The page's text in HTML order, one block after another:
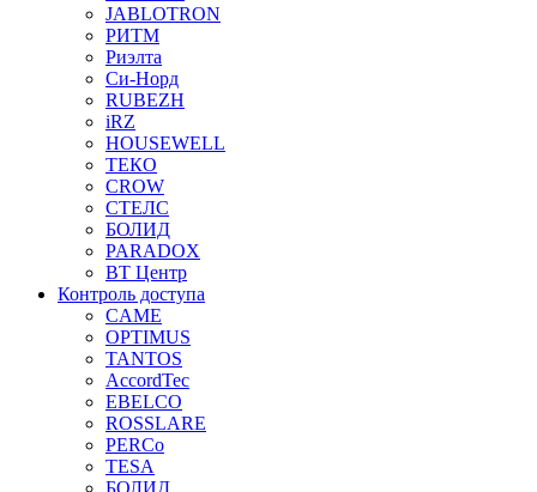
JABLOTRON
РИТМ
Риэлта
Си-Норд
RUBEZH
iRZ
HOUSEWELL
ТЕКО
CROW
СТЕЛС
БОЛИД
PARADOX
ВТ Центр
Контроль доступа
CAME
OPTIMUS
TANTOS
AccordTec
EBELCO
ROSSLARE
PERCo
TESA
БОЛИД